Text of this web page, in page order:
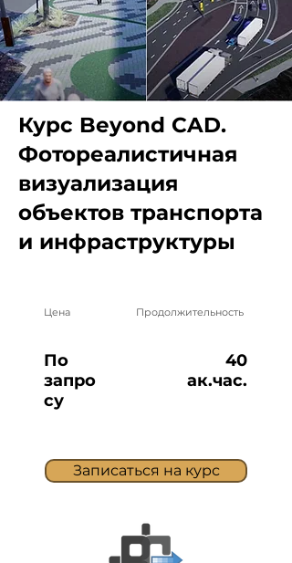
Курс Beyond CAD.
Фотореалистичная
визуализация
объектов транспорта
и инфраструктуры
Цена
По
запро
су
Продолжительность
40
ак.час.
Записаться на курс